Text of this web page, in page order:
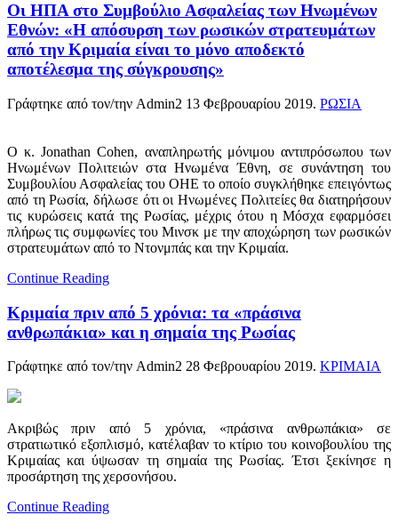
Οι ΗΠΑ στο Συμβούλιο Ασφαλείας των Ηνωμένων
Εθνών: «Η απόσυρση των ρωσικών στρατευμάτων
από την Κριμαία είναι το μόνο αποδεκτό
αποτέλεσμα της σύγκρουσης»
Γράφτηκε από τον/την Admin2 13 Φεβρουαρίου 2019. ΡΩΣΙΑ
Ο κ. Jonathan Cohen, αναπληρωτής μόνιμου αντιπρόσωπου των
Ηνωμένων Πολιτειών στα Ηνωμένα Έθνη, σε συνάντηση του
Συμβουλίου Ασφαλείας του ΟΗΕ το οποίο συγκλήθηκε επειγόντως
από τη Ρωσία, δήλωσε ότι οι Ηνωμένες Πολιτείες θα διατηρήσουν
τις κυρώσεις κατά της Ρωσίας, μέχρις ότου η Μόσχα εφαρμόσει
πλήρως τις συμφωνίες του Μινσκ με την αποχώρηση των ρωσικών
στρατευμάτων από το Ντονμπάς και την Κριμαία.
Continue Reading
Κριμαία πριν από 5 χρόνια: τα «πράσινα
ανθρωπάκια» και η σημαία της Ρωσίας
Γράφτηκε από τον/την Admin2 28 Φεβρουαρίου 2019. ΚΡΙΜΑΙΑ
Ακριβώς πριν από 5 χρόνια, «πράσινα ανθρωπάκια» σε
στρατιωτικό εξοπλισμό, κατέλαβαν το κτίριο του κοινοβουλίου της
Κριμαίας και ύψωσαν τη σημαία της Ρωσίας. Έτσι ξεκίνησε η
προσάρτηση της χερσονήσου.
Continue Reading